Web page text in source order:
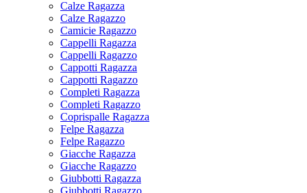
Calze Ragazza
Calze Ragazzo
Camicie Ragazzo
Cappelli Ragazza
Cappelli Ragazzo
Cappotti Ragazza
Cappotti Ragazzo
Completi Ragazza
Completi Ragazzo
Coprispalle Ragazza
Felpe Ragazza
Felpe Ragazzo
Giacche Ragazza
Giacche Ragazzo
Giubbotti Ragazza